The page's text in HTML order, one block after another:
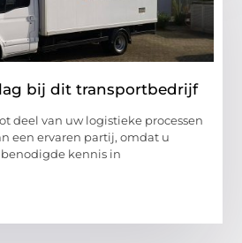
bij dit transportbedrijf
deel van uw logistieke processen
een ervaren partij, omdat u
kennis in